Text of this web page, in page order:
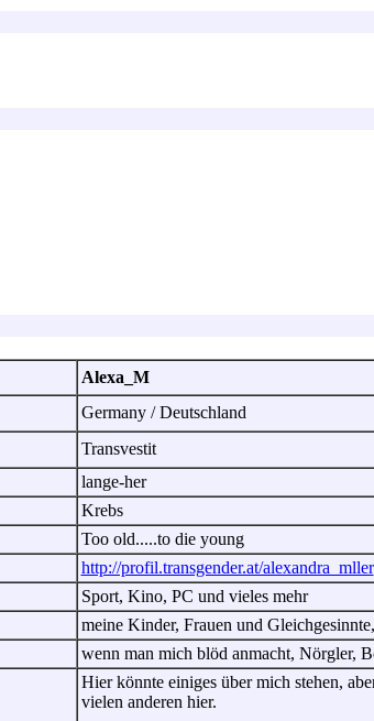
Alexa_M
Germany / Deutschland
Transvestit
lange-her
Krebs
Too old.....to die young
http://profil.transgender.at/alexandra_mller
Sport, Kino, PC und vieles mehr
meine Kinder, Frauen und
wenn man mich blöd anmacht, Nörgler,
Hier könnte einiges über mich stehen,
vielen anderen hier.